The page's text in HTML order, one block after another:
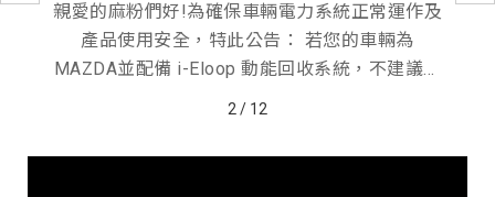
親愛的麻粉們好!為確保車輛電力系統正常運作及
產品使用安全，特此公告： 若您的車輛為
MAZDA並配備 i-Eloop 動能回收系統，不建議安
裝 CP-100F 車載超級電容。
2/ 12